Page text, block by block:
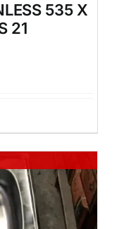
535 X
21